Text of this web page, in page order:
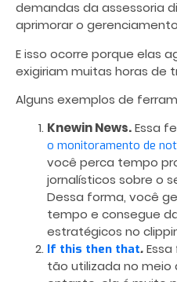
demandas da assessoria
aprimorar o
E isso ocorre porque elas
exigiriam muitas horas de
Alguns exemplos de
Knewin News.Essa
o monitoramento de
você perca tempo
jornalísticos sobre o
Dessa forma, você
tempo e consegue
estratégicos no
If this then that.
tão utilizada no meio